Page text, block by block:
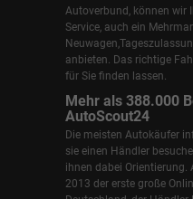
Autoverbund, können wir
Service, auch ein
anbieten. Das richtige
für Sie finden lassen.
Mehr als 388.000
AutoScout24
Die meisten Autokäufer
sie einen Händler
ihnen dabei
2013 der erste große